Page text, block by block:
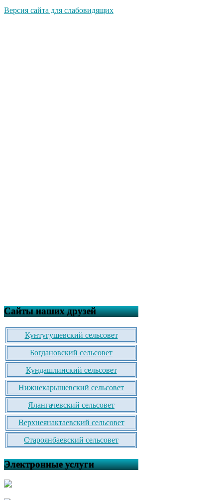
Версия сайта для слабовидящих
Сайты наших друзей
Кунтугушевский сельсовет
Богдановский сельсовет
Кундашлинский сельсовет
Нижнекарышевский сельсовет
Ялангачевский сельсовет
Верхнеянактаевский сельсовет
Староянбаевский сельсовет
Электронные услуги